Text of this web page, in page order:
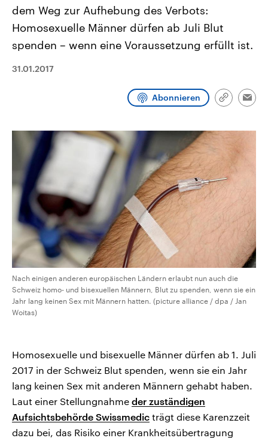
Umfragen, Prognosen,
und Hintergründe zu den Parteien
und Kandidaten der anstehenden
Wahl.
Sendungen Programm Podcasts
dem Weg zur Aufhebung des Verbots:
Homosexuelle Männer dürfen ab Juli Blut
spenden – wenn eine Voraussetzung erfüllt ist.
31.01.2017
Abonnieren
Link
Nach einigen anderen europäischen Ländern erlaubt nun auch die
Schweiz homo- und bisexuellen Männern, Blut zu spenden, wenn sie ein
Jahr lang keinen Sex mit Männern hatten. (picture alliance / dpa / Jan
Woitas)
Homosexuelle und bisexuelle Männer dürfen ab 1. Juli
2017 in der Schweiz Blut spenden, wenn sie ein Jahr
lang keinen Sex mit anderen Männern gehabt haben.
Laut einer Stellungnahme der zuständigen
Aufsichtsbehörde Swissmedic trägt diese Karenzzeit
dazu bei, das Risiko einer Krankheitsübertragung